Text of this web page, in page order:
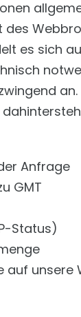
es sich
Anfrage
GMT
Status)
auf unsere